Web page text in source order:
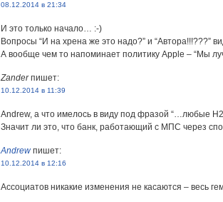
08.12.2014 в 21:34
И это только начало… :-)
Вопросы “И на хрена же это надо?” и “Автора!!!???”
А вообще чем то напоминает политику Apple – “Мы
Zanderпишет:
10.12.2014 в 11:39
Andrew, а что имелось в виду под фразой “…любые
Значит ли это, что банк, работающий с МПС через
Andrewпишет:
10.12.2014 в 12:16
Ассоциатов никакие изменения не касаются – весь